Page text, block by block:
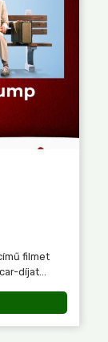
filmet
díjat...